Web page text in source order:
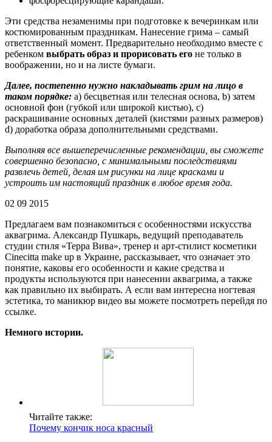
Эти средства незаменимы при подготовке к вечеринкам или
костюмированным праздникам. Нанесение грима – самый
ответственный момент. Предварительно необходимо вместе с
ребенком выбрать образ и прорисовать его не только в
воображении, но и на листе бумаги.
Далее, постепенно нужно накладывать грим на лицо в
таком порядке: a) бесцветная или телесная основа, b) затем
основной фон (губкой или широкой кистью), c)
раскрашивание основных деталей (кистями разных размеров)
d) доработка образа дополнительными средствами.
Выполняя все вышеперечисленные рекомендации, вы сможете
совершенно безопасно, с минимальными последствиями
развлечь детей, делая им рисунки на лице красками и
устроить им настоящий праздник в любое время года.
02 09 2015
Предлагаем вам познакомиться с особенностями искусства
аквагрима. Александр Пушкарь, ведущий преподаватель
студии стиля «Терра Вива», тренер и арт-стилист косметики
Cinecitta make up в Украине, рассказывает, что означает это
понятие, каковы его особенности и какие средства и
продукты используются при нанесении аквагрима, а также
как правильно их выбирать. А если вам интересна ногтевая
эстетика, то маникюр видео вы можете посмотреть перейдя по
ссылке.
Немного истории.
Читайте также:
Почему кончик носа красный